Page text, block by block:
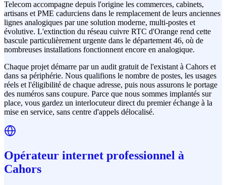
Telecom accompagne depuis l'origine les commerces, cabinets,
artisans et PME cadurciens dans le remplacement de leurs anciennes
lignes analogiques par une solution moderne, multi-postes et
évolutive. L'extinction du réseau cuivre RTC d'Orange rend cette
bascule particulièrement urgente dans le département 46, où de
nombreuses installations fonctionnent encore en analogique.
Chaque projet démarre par un audit gratuit de l'existant à Cahors et
dans sa périphérie. Nous qualifions le nombre de postes, les usages
réels et l'éligibilité de chaque adresse, puis nous assurons le portage
des numéros sans coupure. Parce que nous sommes implantés sur
place, vous gardez un interlocuteur direct du premier échange à la
mise en service, sans centre d'appels délocalisé.
Opérateur internet professionnel à
Cahors